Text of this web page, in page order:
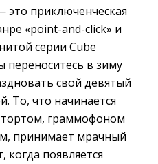
это приключенческая
«point-and-click» и
серии Cube
переноситесь в зиму
свой девятый
То, что начинается
тортом, граммофоном
принимает мрачный
появляется